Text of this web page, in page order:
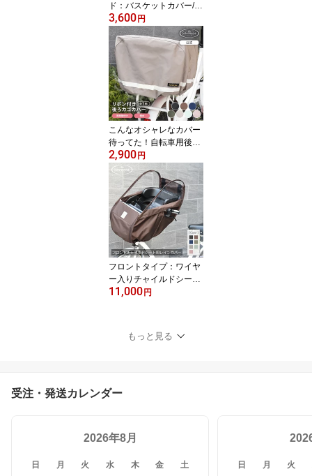
ド：バスケットカバー/シ
ャーリングスタイル 前か
ごカバー 撥水 防水 自転
車カバー 自転車前かごカ
バー 前カゴカバー 自転
車 カバー 前| 自転車前カ
ゴカバー カゴカバー 自
転車カゴカバー 自転車か
ごカバー
3,600 円
こんなオシャレなカバー
待ってた！自転車用後ろ
カゴカバー 後ろカゴカバ
ー カバー 後ろカゴ用 後
ろカゴカバー 後ろカゴ
自転車カバー自転車用後
ろカゴカバー リアバスケ
ットカバー リアバスケッ
ト オシャレ後ろカゴカバ
ー | 自転車 防水 バスケッ
トカバー リア バスケッ
ト
2,900 円
フロントタイプ：ワイヤ
ー入りチャイルドシート
専用カバー
11,000 円
もっと見る
受注・発送カレンダー
2026年8月
日 月 火 水 木 金 土 日 月 火